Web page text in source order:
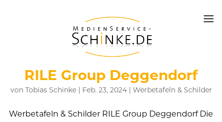
RILE Group Deggendorf
von Tobias Schinke| Feb. 23, 2024| Werbetafeln & Schilder
Werbetafeln & Schilder RILE Group Deggendorf Die